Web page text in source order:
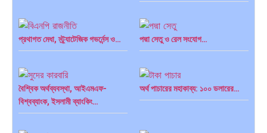
প্রথাগত মেধা, স্ট্র্যাটেজিক গভর্নেন্স ও… পদ্মা সেতু ও রেল সংযোগ…
বৈশ্বিক অর্থব্যবস্থা, আইএমএফ-
বিশ্বব্যাংক, ইসলামী ব্যাংকিং…
অর্থ পাচারের মহাকাব্য: ১০০ ডলারের…